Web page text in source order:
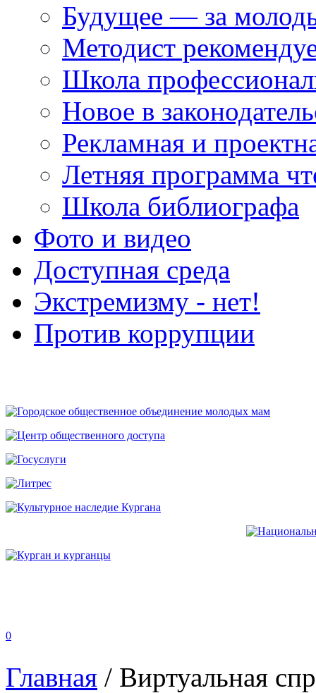
Будущее — за
Методист
Школа
Новое в
Рекламная и
Летняя программа
Школа библиографа
Фото и видео
Доступная среда
Экстремизму - нет!
Против коррупции
0
Главная / Виртуальная